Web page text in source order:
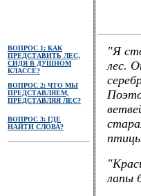
ВОПРОС 1: КАК
ПРЕДСТАВИТЬ ЛЕС,
СИДЯ В ДУШНОМ
КЛАССЕ?
ВОПРОС 2: ЧТО МЫ
ПРЕДСТАВЛЯЕМ,
ПРЕДСТАВЛЯЯ ЛЕС?
ВОПРОС 3: ГДЕ
НАЙТИ СЛОВА?
"Я
лес.
лапы